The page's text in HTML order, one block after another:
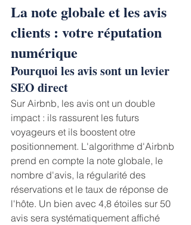
La note globale et les avis
clients : votre réputation
numérique
Pourquoi les avis sont un levier
SEO direct
Sur Airbnb, les avis ont un double
impact : ils rassurent les futurs
voyageurs et ils boostent otre
positionnement. L'algorithme d'Airbnb
prend en compte la note globale, le
nombre d'avis, la régularité des
réservations et le taux de réponse de
l'hôte. Un bien avec 4,8 étoiles sur 50
avis sera systématiquement affiché